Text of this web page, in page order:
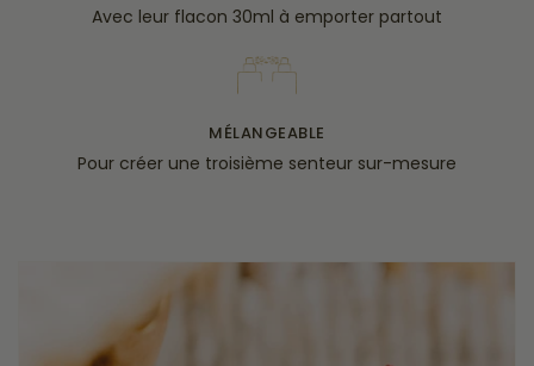
Avec leur flacon 30ml à emporter partout
MÉLANGEABLE
Pour créer une troisième senteur sur-mesure